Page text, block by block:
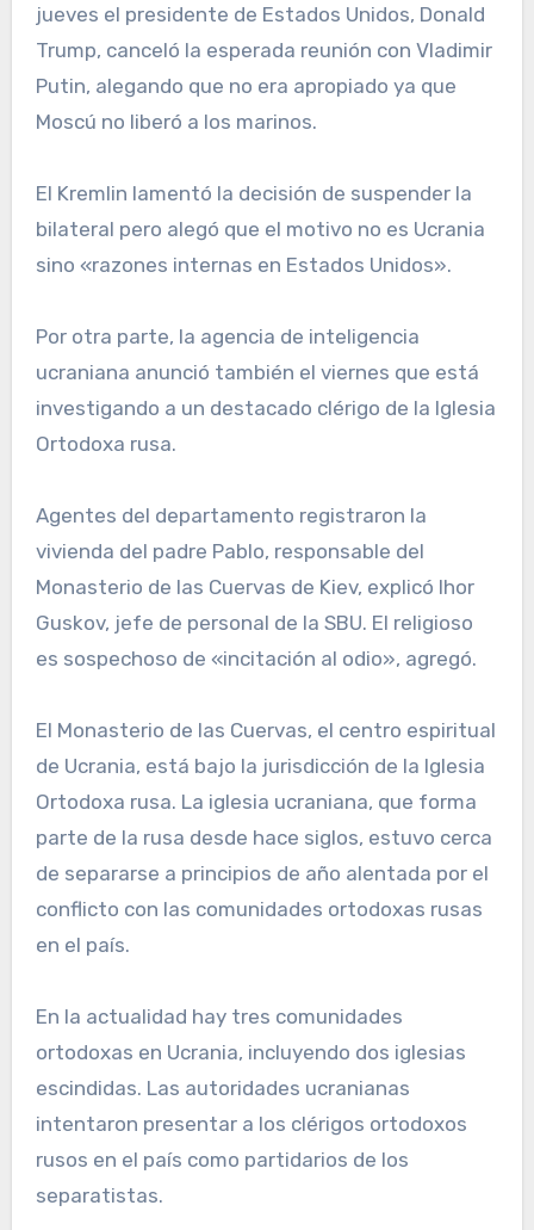
jueves el presidente de Estados Unidos, Donald
Trump, canceló la esperada reunión con Vladimir
Putin, alegando que no era apropiado ya que
Moscú no liberó a los marinos.
El Kremlin lamentó la decisión de suspender la
bilateral pero alegó que el motivo no es Ucrania
sino «razones internas en Estados Unidos».
Por otra parte, la agencia de inteligencia
ucraniana anunció también el viernes que está
investigando a un destacado clérigo de la Iglesia
Ortodoxa rusa.
Agentes del departamento registraron la
vivienda del padre Pablo, responsable del
Monasterio de las Cuervas de Kiev, explicó Ihor
Guskov, jefe de personal de la SBU. El religioso
es sospechoso de «incitación al odio», agregó.
El Monasterio de las Cuervas, el centro espiritual
de Ucrania, está bajo la jurisdicción de la Iglesia
Ortodoxa rusa. La iglesia ucraniana, que forma
parte de la rusa desde hace siglos, estuvo cerca
de separarse a principios de año alentada por el
conflicto con las comunidades ortodoxas rusas
en el país.
En la actualidad hay tres comunidades
ortodoxas en Ucrania, incluyendo dos iglesias
escindidas. Las autoridades ucranianas
intentaron presentar a los clérigos ortodoxos
rusos en el país como partidarios de los
separatistas.